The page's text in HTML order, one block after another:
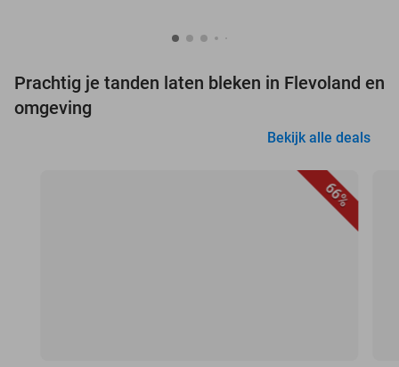
Prachtig je tanden laten bleken in Flevoland en
omgeving
Bekijk alle deals
66%